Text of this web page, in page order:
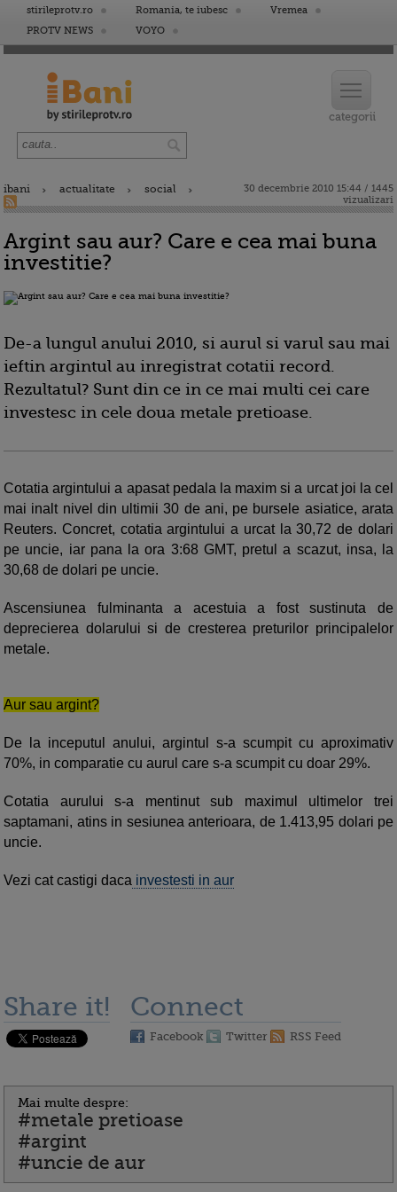
stirileprotv.ro Romania, te iubesc
Vremea
PROTV NEWS
VOYO
ibani actualitate social
30 decembrie 2010 15:44 / 1445
vizualizari
Argint sau aur? Care e cea mai buna
investitie?
De-a lungul anului 2010, si aurul si varul sau mai
ieftin argintul au inregistrat cotatii record.
Rezultatul? Sunt din ce in ce mai multi cei care
investesc in cele doua metale pretioase.
Cotatia argintului a apasat pedala la maxim si a urcat joi la cel
mai inalt nivel din ultimii 30 de ani, pe bursele asiatice, arata
Reuters. Concret, cotatia argintului a urcat la 30,72 de dolari
pe uncie, iar pana la ora 3:68 GMT, pretul a scazut, insa, la
30,68 de dolari pe uncie.
Ascensiunea fulminanta a acestuia a fost sustinuta de
deprecierea dolarului si de cresterea preturilor principalelor
metale.
Aur sau argint?
De la inceputul anului, argintul s-a scumpit cu aproximativ
70%, in comparatie cu aurul care s-a scumpit cu doar 29%.
Cotatia aurului s-a mentinut sub maximul ultimelor trei
saptamani, atins in sesiunea anterioara, de 1.413,95 dolari pe
uncie.
Vezi cat castigi daca investesti in aur
Share it! Connect
Facebook Twitter RSS Feed
Mai multe despre:
#metale pretioase
#argint
#uncie de aur